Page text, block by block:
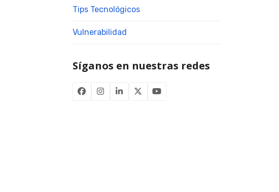
Tips Tecnológicos
Vulnerabilidad
Síganos en nuestras redes
FacebookInstagram
LinkedInTwitterYouTube